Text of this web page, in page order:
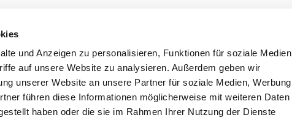
und Anzeigen zu personalisieren, Funktionen für soziale Medien
auf unsere Website zu analysieren. Außerdem geben wir
unserer Website an unsere Partner für soziale Medien, Werbung
führen diese Informationen möglicherweise mit weiteren Daten
haben oder die sie im Rahmen Ihrer Nutzung der Dienste